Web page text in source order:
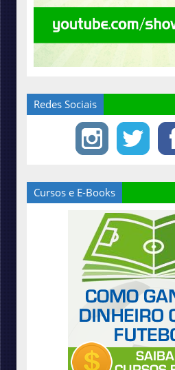
Redes Sociais
Cursos e E-Books